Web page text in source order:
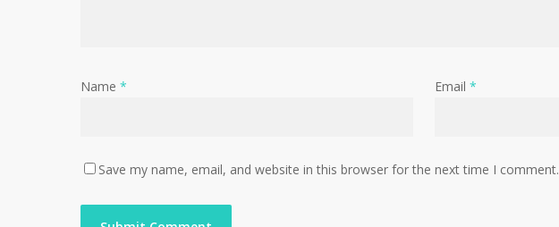
Name * Email *
Save my name, email, and website in this browser for the next time I comment.